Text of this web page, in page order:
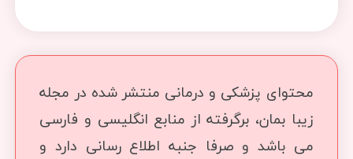
محتوای پزشکی و درمانی منتشر شده در مجله
زیبا بمان، برگرفته از منابع انگلیسی و فارسی
می باشد و صرفا جنبه اطلاع رسانی دارد و